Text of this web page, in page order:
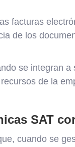
facturas
de los
se integran
de la
SAT
cuando se